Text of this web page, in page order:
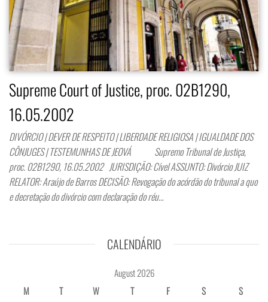
Supreme Court of Justice, proc. 02B1290,
16.05.2002
DIVÓRCIO | DEVER DE RESPEITO | LIBERDADE RELIGIOSA | IGUALDADE DOS
CÔNJUGES | TESTEMUNHAS DE JEOVÁ Supremo Tribunal de Justiça,
proc. 02B1290, 16.05.2002 JURISDIÇÃO: Cível ASSUNTO: Divórcio JUIZ
RELATOR: Araújo de Barros DECISÃO: Revogação do acórdão do tribunal a quo
e decretação do divórcio com declaração do réu…
CALENDÁRIO
August 2026
M
T W T F S
S